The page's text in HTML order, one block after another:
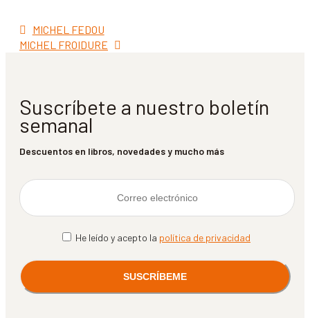
Navegación
de
Anterior:
MICHEL FEDOU
Siguiente:
MICHEL FROIDURE
Suscríbete a nuestro boletín
semanal
Descuentos en libros, novedades y mucho más
He leído y acepto la política de privacidad